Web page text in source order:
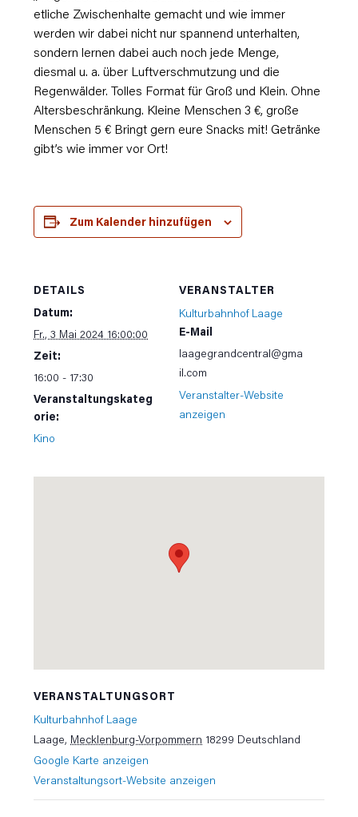
etliche Zwischenhalte gemacht und wie immer
werden wir dabei nicht nur spannend unterhalten,
sondern lernen dabei auch noch jede Menge,
diesmal u. a. über Luftverschmutzung und die
Regenwälder. Tolles Format für Groß und Klein. Ohne
Altersbeschränkung. Kleine Menschen 3 €, große
Menschen 5 € Bringt gern eure Snacks mit! Getränke
gibt’s wie immer vor Ort!
Zum Kalender hinzufügen
DETAILS
Datum:
Fr., 3 Mai 2024 16:00:00
Zeit:
16:00 - 17:30
Veranstaltungskateg
orie:
Kino
VERANSTALTER
Kulturbahnhof Laage
E-Mail
laagegrandcentral@gma
il.com
Veranstalter-Website
anzeigen
VERANSTALTUNGSORT
Kulturbahnhof Laage
Laage, Mecklenburg-Vorpommern 18299 Deutschland
Google Karte anzeigen
Veranstaltungsort-Website anzeigen